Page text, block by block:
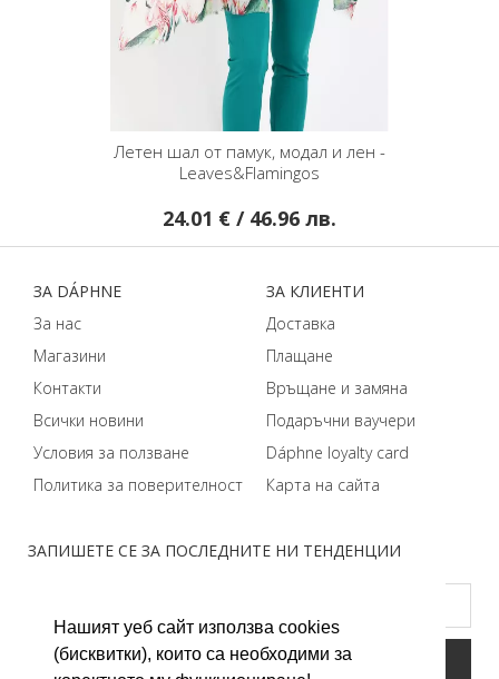
Нашият уеб сайт използва cookies
(бисквитки), които са необходими за
Летен шал от памук, модал и лен -
Leaves&Flamingos
24.01 € / 46.96 лв.
ЗАПИШЕТЕ СЕ ЗА ПОСЛЕДНИТЕ НИ ТЕНДЕНЦИИ
ЗA DÁPHNЕ
За нас
Магазини
Контакти
Всички новини
Условия за ползване
Политика за поверителност
ЗA КЛИЕНТИ
Доставка
Плащане
Връщане и замяна
Подаръчни ваучери
Dáphnе loyalty card
Карта на сайта